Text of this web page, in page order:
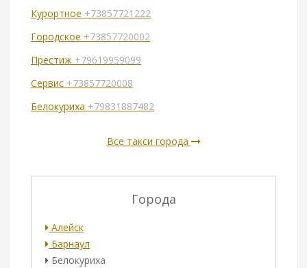
Курортное +73857721222
Городское +73857720002
Престиж +79619959099
Сервис +73857720008
Белокуриха +79831887482
Все такси города
Города
Алейск
Барнаул
Белокуриха